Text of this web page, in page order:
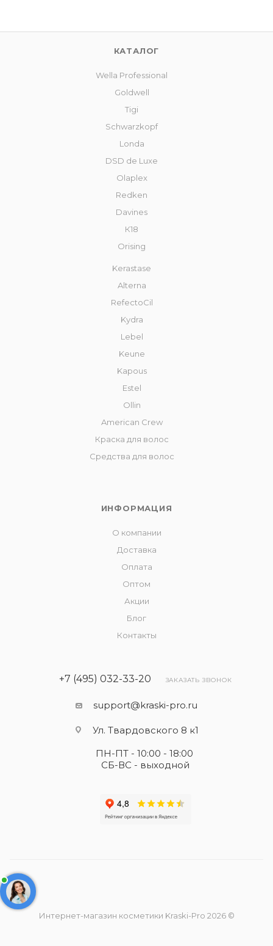
КАТАЛОГ
Wella Professional
Goldwell
Tigi
Schwarzkopf
Londa
DSD de Luxe
Olaplex
Redken
Davines
К18
Orising
Kerastase
Alterna
RefectoCil
Kydra
Lebel
Keune
Kapous
Estel
Ollin
American Crew
Краска для волос
Средства для волос
ИНФОРМАЦИЯ
О компании
Доставка
Оплата
Оптом
Акции
Блог
Контакты
+7 (495) 032-33-20 ЗАКАЗАТЬ ЗВОНОК
support@kraski-pro.ru
Ул. Твардовского 8 к1
ПН-ПТ - 10:00 - 18:00
СБ-ВС - выходной
Интернет-магазин косметики Kraski-Pro 2026 ©